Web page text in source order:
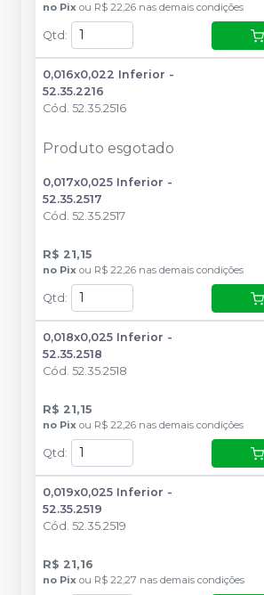
no Pix ou R$ 22,26 nas demais condições
Qtd :
0,016x0,022 Inferior -
52.35.2216
Cód. 52.35.2516
Produto esgotado
0,017x0,025 Inferior -
52.35.2517
Cód. 52.35.2517
R$ 21,15
no Pix ou R$ 22,26 nas demais condições
Qtd :
0,018x0,025 Inferior -
52.35.2518
Cód. 52.35.2518
R$ 21,15
no Pix ou R$ 22,26 nas demais condições
Qtd :
0,019x0,025 Inferior -
52.35.2519
Cód. 52.35.2519
R$ 21,16
no Pix ou R$ 22,27 nas demais condições